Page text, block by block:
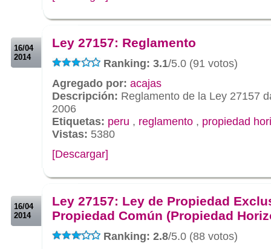
16/04
2014
Ley 27157: Reglamento
Ranking: 3.1/5.0 (91 votos)
Agregado por: acajas
Descripción: Reglamento de la Ley 27157
2006
Etiquetas: peru , reglamento , propiedad
Vistas: 5380
[Descargar]
16/04
2014
Ley 27157: Ley de Propiedad
Propiedad Común (Propiedad
Ranking: 2.8/5.0 (88 votos)